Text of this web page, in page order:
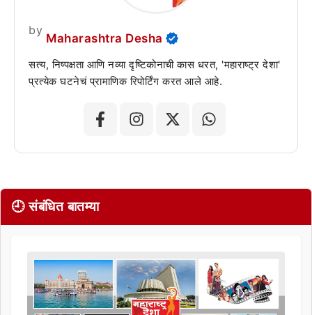
by
Maharashtra Desha
सत्य, निष्पक्षता आणि नव्या दृष्टिकोनाची कास धरत, 'महाराष्ट्र देशा'
प्रत्येक घटनेचं प्रामाणिक रिपोर्टिंग करत आले आहे.
🕘 संबंधित बातम्या